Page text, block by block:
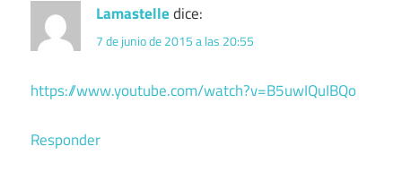
Lamastelledice:
7 de junio de 2015 a las 20:55
https://www.youtube.com/watch?v=B5uwIQuIBQo
Responder